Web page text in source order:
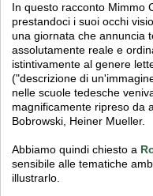
In questo racconto Mimmo
prestandoci i suoi occhi
una giornata che annuncia
assolutamente reale e
istintivamente al genere
("descrizione di
nelle scuole tedesche
magnificamente ripreso da
Bobrowski, Heiner Mueller.
Abbiamo quindi chiesto a
sensibile alle tematiche
illustrarlo.